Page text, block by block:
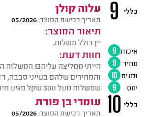
עלוה קולן
תאריך רכישת המוצר:05/2026
תיאור המוצר:
יין כולל משלוח.
חוות דעת:
הייתי ממליצה עליהם! המשלוח
והמחירים שלהם בעייני סבבה,
שמשלוח מעל 300 שקל מגיע חינם, שזה לדעתי שווה ליין.
9 כללי
איכות 9
מחיר
9
זמנים 10
יחס
9
עומרי בן פורת
תאריך רכישת המוצר:05/2026 10 כללי